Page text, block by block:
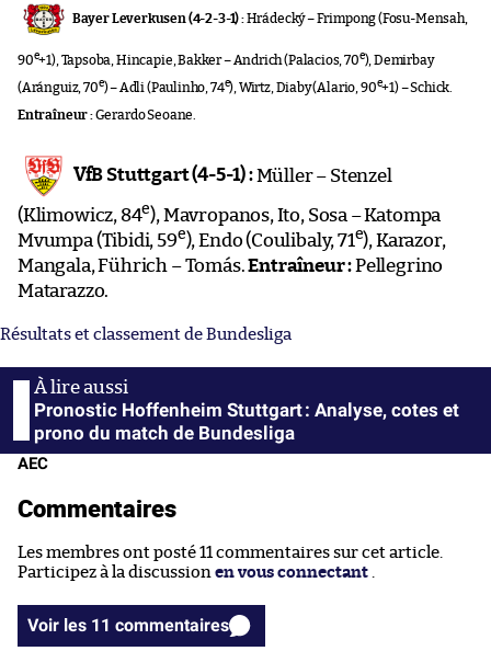
Bayer Leverkusen (4-2-3-1) :Hrádecký – Frimpong (Fosu-Mensah,
90e+1), Tapsoba, Hincapie, Bakker – Andrich (Palacios, 70e), Demirbay
(Aránguiz, 70e) – Adli (Paulinho, 74e), Wirtz, Diaby (Alario, 90e+1) – Schick.
Entraîneur :Gerardo Seoane.
VfB Stuttgart (4-5-1) :Müller – Stenzel
(Klimowicz, 84e), Mavropanos, Ito, Sosa – Katompa
Mvumpa (Tibidi, 59e), Endo (Coulibaly, 71e), Karazor,
Mangala, Führich – Tomás.Entraîneur :Pellegrino
Matarazzo.
Résultats et classement de Bundesliga
Pronostic Hoffenheim Stuttgart : Analyse, cotes et
prono du match de Bundesliga
AEC
Commentaires
Les membres ont posté 11 commentaires sur cet article.
Participez à la discussion en vous connectant
Voir les 11 commentaires